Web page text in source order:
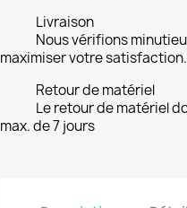
Livraison
Nous vérifions
maximiser votre satisfaction.
Retour de matériel
Le retour de matériel
max. de 7 jours